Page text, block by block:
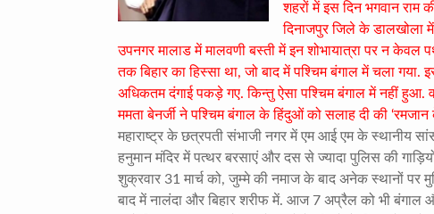
शहरों में इस दिन भगवान राम
दिनाजपुर जिले के डालखोला
उपनगर मालाड में मालवणी बस्ती में इन शोभायात्रा पर न
तक बिहार का हिस्सा था, जो बाद में पश्चिम बंगाल में चला
अधिकतम दंगाई पकड़े गए. किन्तु ऐसा पश्चिम बंगाल में नहीं हुआ.
ममता बेनर्जी ने पश्चिम बंगाल के हिंदुओं को सलाह दी की
महाराष्ट्र के छत्रपती संभाजी नगर में एम आई एम के स्थानीय
हनुमान मंदिर में पत्थर बरसाएं और दस से ज्यादा पुलिस की
शुक्रवार 31 मार्च को, जुम्मे की नमाज के बाद अनेक स्थानों
बाद में नालंदा और बिहार शरीफ में. आज 7 अप्रैल को भी बंगाल